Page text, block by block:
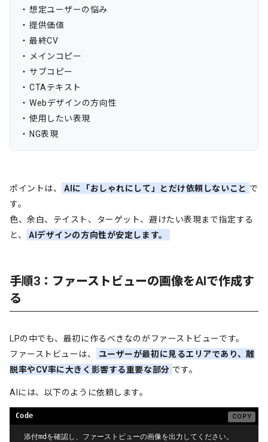
想定ユーザーの悩み
提供価値
最終CV
メインコピー
サブコピー
CTAテキスト
Webデザインの方向性
使用したい表現
NG表現
ポイントは、 AIに「おしゃれにして」とだけ依頼しないこと で
す。
色、余白、テイスト、ターゲット、避けたい表現まで指定する
と、
AIデザインの方向性が安定します。
手順3：ファーストビューの画像をAIで作成す
る
LPの中でも、最初に作るべきなのがファーストビューです。
ファーストビューは、
ユーザーが最初に見るエリアであり、離
脱率やCV率に大きく影響する重要な部分 です。
AIには、以下のように依頼します。
添付mdを確認し、ファーストビューの画像を出力してください。